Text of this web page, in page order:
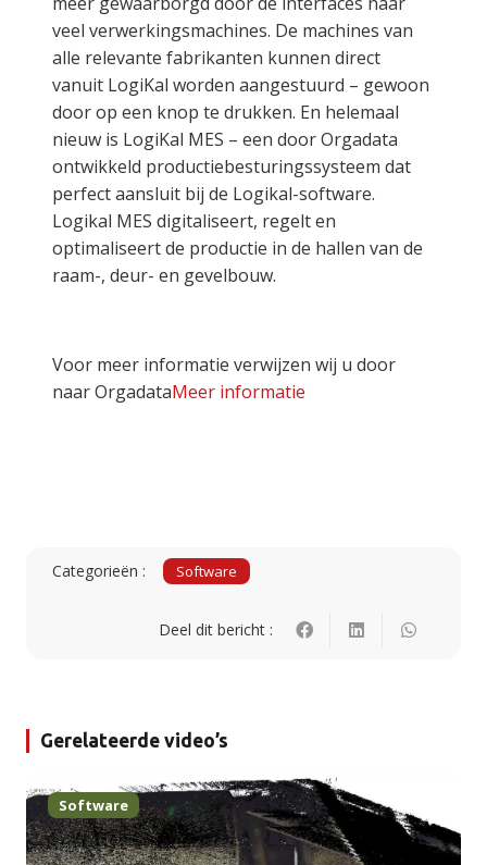
veel verwerkingsmachines. De machines van
alle relevante fabrikanten kunnen direct
vanuit LogiKal worden aangestuurd – gewoon
door op een knop te drukken. En helemaal
nieuw is LogiKal MES – een door Orgadata
ontwikkeld productiebesturingssysteem dat
perfect aansluit bij de Logikal-software.
Logikal MES digitaliseert, regelt en
optimaliseert de productie in de hallen van de
raam-, deur- en gevelbouw.
Voor meer informatie verwijzen wij u door
naar OrgadataMeer informatie
Categorieën : Software
Deel dit bericht :
Gerelateerde video’s
Software